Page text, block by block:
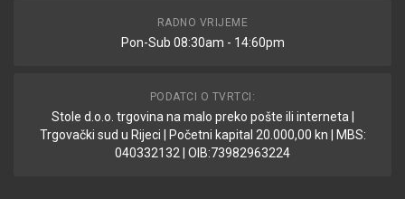
RADNO VRIJEME
Pon-Sub 08:30am - 14:60pm
PODATCI O TVRTCI:
Stole d.o.o. trgovina na malo preko pošte ili interneta |
Trgovački sud u Rijeci | Početni kapital 20.000,00 kn | MBS:
040332132 | OIB:73982963224